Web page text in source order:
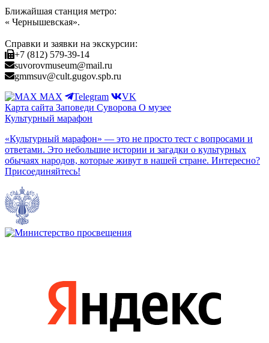
Ближайшая станция метро:
« Чернышевская».
Справки и заявки на экскурсии:
+7 (812) 579-39-14
suvorovmuseum@mail.ru
gmmsuv@cult.gugov.spb.ru
MAX
Telegram
VK
Карта сайта Заповеди Cуворова О музее
Культурный марафон
«Культурный марафон» — это не просто тест с вопросами и
ответами. Это небольшие истории и загадки о культурных
обычаях народов, которые живут в нашей стране. Интересно?
Присоединяйтесь!